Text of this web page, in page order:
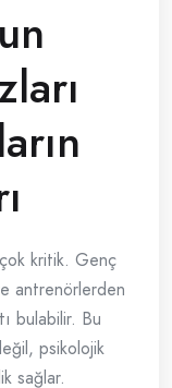
kritik. Genç
antrenörlerden
bulabilir. Bu
psikolojik
sağlar.